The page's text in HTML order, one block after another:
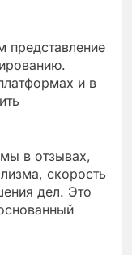
представление
и в
в отзывах,
скорость
дел. Это